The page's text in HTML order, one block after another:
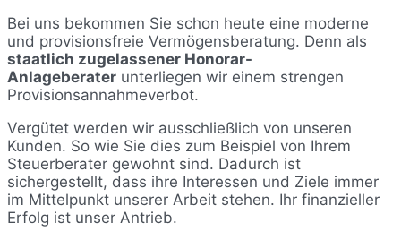
Bei uns bekommen Sie schon heute eine moderne
und provisionsfreie Vermögensberatung. Denn als
staatlich zugelassener Honorar-
Anlageberater unterliegen wir einem strengen
Provisionsannahmeverbot.
Vergütet werden wir ausschließlich von unseren
Kunden. So wie Sie dies zum Beispiel von Ihrem
Steuerberater gewohnt sind. Dadurch ist
sichergestellt, dass ihre Interessen und Ziele immer
im Mittelpunkt unserer Arbeit stehen. Ihr finanzieller
Erfolg ist unser Antrieb.